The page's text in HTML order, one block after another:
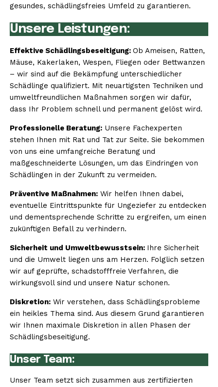
gesundes, schädlingsfreies Umfeld zu garantieren.
Unsere Leistungen:
Effektive Schädlingsbeseitigung: Ob Ameisen, Ratten,
Mäuse, Kakerlaken, Wespen, Fliegen oder Bettwanzen
– wir sind auf die Bekämpfung unterschiedlicher
Schädlinge qualifiziert. Mit neuartigsten Techniken und
umweltfreundlichen Maßnahmen sorgen wir dafür,
dass Ihr Problem schnell und permanent gelöst wird.
Professionelle Beratung: Unsere Fachexperten
stehen Ihnen mit Rat und Tat zur Seite. Sie bekommen
von uns eine umfangreiche Beratung und
maßgeschneiderte Lösungen, um das Eindringen von
Schädlingen in der Zukunft zu vermeiden.
Präventive Maßnahmen: Wir helfen Ihnen dabei,
eventuelle Eintrittspunkte für Ungeziefer zu entdecken
und dementsprechende Schritte zu ergreifen, um einen
zukünftigen Befall zu verhindern.
Sicherheit und Umweltbewusstsein: Ihre Sicherheit
und die Umwelt liegen uns am Herzen. Folglich setzen
wir auf geprüfte, schadstofffreie Verfahren, die
wirkungsvoll sind und unsere Natur schonen.
Diskretion: Wir verstehen, dass Schädlingsprobleme
ein heikles Thema sind. Aus diesem Grund garantieren
wir Ihnen maximale Diskretion in allen Phasen der
Schädlingsbeseitigung.
Unser Team:
Unser Team setzt sich zusammen aus zertifizierten